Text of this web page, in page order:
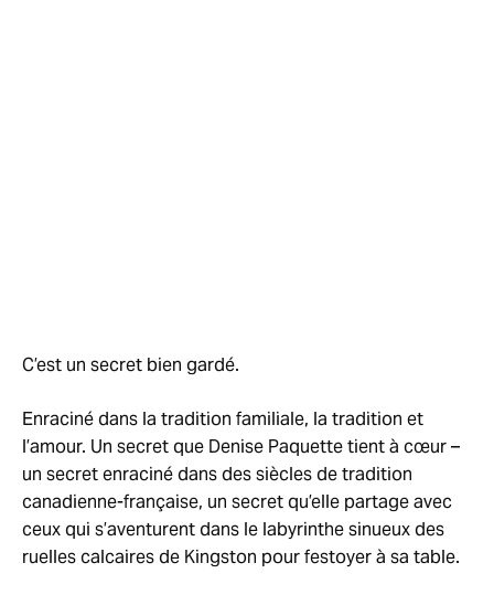
C’est un secret bien gardé.
Enraciné dans la tradition familiale, la tradition et
l’amour. Un secret que Denise Paquette tient à cœur –
un secret enraciné dans des siècles de tradition
canadienne-française, un secret qu’elle partage avec
ceux qui s’aventurent dans le labyrinthe sinueux des
ruelles calcaires de Kingston pour festoyer à sa table.